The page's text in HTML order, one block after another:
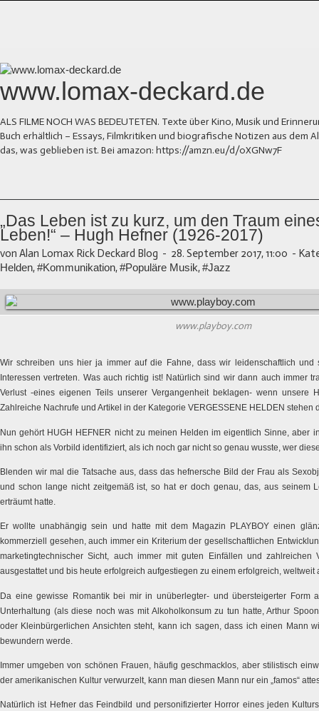
www.lomax-deckard.de
ALS FILME NOCH WAS BEDEUTETEN. Texte über Kino, Musik und
Buch erhältlich – Essays, Filmkritiken und biografische Notizen aus dem
das, was geblieben ist. Bei amazon: https://amzn.eu/d/0XGNw7F
„Das Leben ist zu kurz, um den Traum
Leben!“ – Hugh Hefner (1926-2017)
von Alan Lomax Rick Deckard Blog - 28. September 2017, 11:00 -
Helden,#Kommunikation,#Populäre Musik,#Jazz
www.playboy.com
Wir schreiben uns hier ja immer auf die Fahne, dass wir leidenschaftlich und
Interessen vertreten. Was auch richtig ist! Natürlich sind wir dann auch immer
Verlust -eines eigenen Teils unserer Vergangenheit beklagen- wenn unsere
Zahlreiche Nachrufe und Artikel in der Kategorie VERGESSENE HELDEN stehen
Nun gehört HUGH HEFNER nicht zu meinen Helden im eigentlich Sinne, aber
ihn schon als Vorbild identifiziert, als ich noch gar nicht so genau wusste, wer
Blenden wir mal die Tatsache aus, dass das hefnersche Bild der Frau als
und schon lange nicht zeitgemäß ist, so hat er doch genau, das, aus seinem
erträumt hatte.
Er wollte unabhängig sein und hatte mit dem Magazin PLAYBOY einen
kommerziell gesehen, auch immer ein Kriterium der gesellschaftlichen
marketingtechnischer Sicht, auch immer mit guten Einfällen und zahlreichen
ausgestattet und bis heute erfolgreich aufgestiegen zu einem erfolgreich,
Da eine gewisse Romantik bei mir in unüberlegter- und übersteigerter Form
Unterhaltung (als diese noch was mit Alkoholkonsum zu tun hatte, Arthur
oder Kleinbürgerlichen Ansichten steht, kann ich sagen, dass ich einen Mann
bewundern werde.
Immer umgeben von schönen Frauen, häufig geschmacklos, aber stilistisch
der amerikanischen Kultur verwurzelt, kann man diesen Mann nur ein „famos“
Natürlich ist Hefner das Feindbild und personifizierter Horror eines jeden